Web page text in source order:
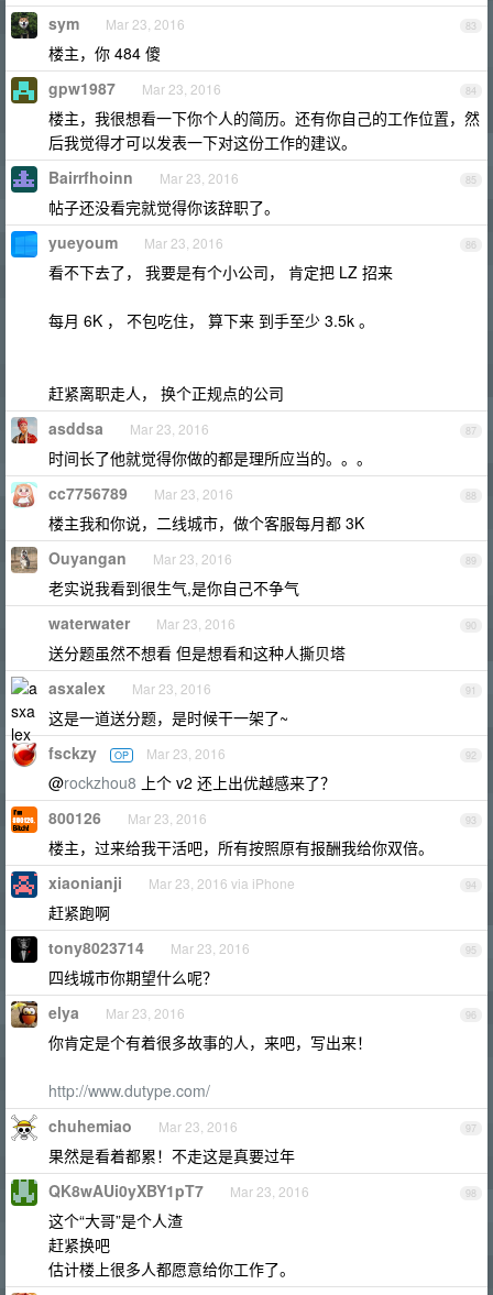
83
sym Mar 23, 2016
楼主，你 484 傻
84
gpw1987 Mar 23, 2016
楼主，我很想看一下你个人的简历。还有你自己的工作位置，然
后我觉得才可以发表一下对这份工作的建议。
85
Bairrfhoinn Mar 23, 2016
帖子还没看完就觉得你该辞职了。
86
yueyoum Mar 23, 2016
看不下去了， 我要是有个小公司， 肯定把 LZ 招来
每月 6K ， 不包吃住， 算下来 到手至少 3.5k 。
赶紧离职走人， 换个正规点的公司
87
asddsa Mar 23, 2016
时间长了他就觉得你做的都是理所应当的。。。
88
cc7756789 Mar 23, 2016
楼主我和你说，二线城市，做个客服每月都 3K
89
Ouyangan Mar 23, 2016
老实说我看到很生气,是你自己不争气
90
waterwater Mar 23, 2016
送分题虽然不想看 但是想看和这种人撕贝塔
91
asxalex Mar 23, 2016
这是一道送分题，是时候干一架了~
92
fsckzy OP Mar 23, 2016
@rockzhou8 上个 v2 还上出优越感来了？
93
800126 Mar 23, 2016
楼主，过来给我干活吧，所有按照原有报酬我给你双倍。
94
xiaonianji Mar 23, 2016 via iPhone
赶紧跑啊
95
tony8023714 Mar 23, 2016
四线城市你期望什么呢？
96
elya Mar 23, 2016
你肯定是个有着很多故事的人，来吧，写出来！
http://www.dutype.com/
97
chuhemiao Mar 23, 2016
果然是看着都累！不走这是真要过年
98
QK8wAUi0yXBY1pT7 Mar 23, 2016
这个“大哥”是个人渣
赶紧换吧
估计楼上很多人都愿意给你工作了。